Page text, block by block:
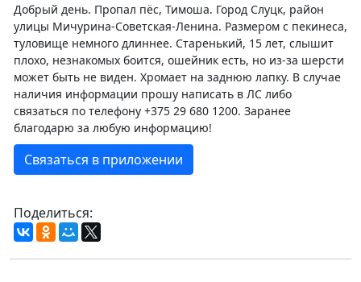
Добрый день. Пропал пёс, Тимоша. Город Слуцк, район
улицы Мичурина-Советская-Ленина. Размером с пекинеса,
туловище немного длиннее. Старенький, 15 лет, слышит
плохо, незнакомых боится, ошейник есть, но из-за шерсти
может быть не виден. Хромает на заднюю лапку. В случае
наличия информации прошу написать в ЛС либо
связаться по телефону +375 29 680 1200. Заранее
благодарю за любую информацию!
Связаться в приложении
Поделиться: